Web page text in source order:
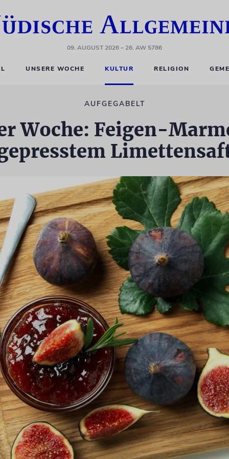
09. AUGUST 2026– 26. AW 5786
UNSERE WOCHE KULTUR RELIGION
AUFGEGABELT
Woche: Feigen-